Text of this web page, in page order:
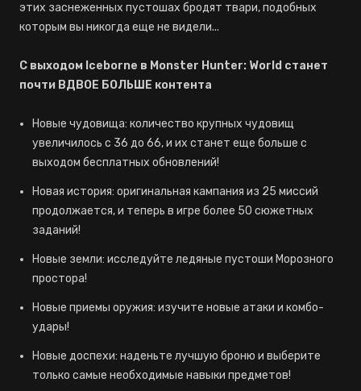
этих заснеженных пустошах бродят твари, подобных
которым вы никогда еще не видели...
С выходом Iceborne в Monster Hunter: World станет
почти ВДВОЕ БОЛЬШЕ контента
Новые чудовища: количество крупных чудовищ
увеличилось с 36 до 66, и их станет еще больше с
выходом бесплатных обновлений!
Новая история: оригинальная кампания из 25 миссий
продолжается, и теперь в игре более 50 сюжетных
заданий!
Новые земли: исследуйте ледяные пустоши Морозного
простора!
Новые приемы оружия: изучите новые атаки и комбо-
удары!
Новые доспехи: наденьте лучшую броню и выберите
только самые необходимые навыки предметов!